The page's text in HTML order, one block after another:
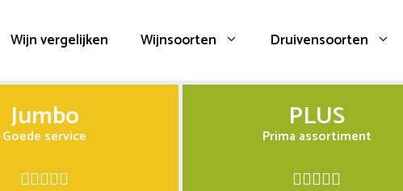
Wijn vergelijken Wijnsoorten Druivensoorten
Jumbo
Goede service
PLUS
Prima assortiment